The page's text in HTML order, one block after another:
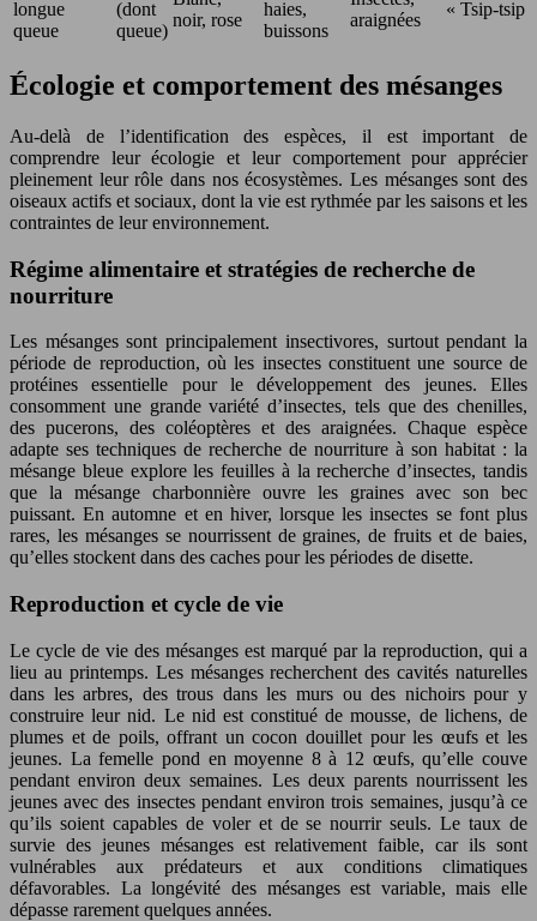
longue
queue
(dont
queue)
noir, rose
haies,
buissons
araignées
« Tsip-tsip
Écologie et comportement des mésanges
Au-delà de l’identification des espèces, il est important de
comprendre leur écologie et leur comportement pour apprécier
pleinement leur rôle dans nos écosystèmes. Les mésanges sont des
oiseaux actifs et sociaux, dont la vie est rythmée par les saisons et les
contraintes de leur environnement.
Régime alimentaire et stratégies de recherche de
nourriture
Les mésanges sont principalement insectivores, surtout pendant la
période de reproduction, où les insectes constituent une source de
protéines essentielle pour le développement des jeunes. Elles
consomment une grande variété d’insectes, tels que des chenilles,
des pucerons, des coléoptères et des araignées. Chaque espèce
adapte ses techniques de recherche de nourriture à son habitat : la
mésange bleue explore les feuilles à la recherche d’insectes, tandis
que la mésange charbonnière ouvre les graines avec son bec
puissant. En automne et en hiver, lorsque les insectes se font plus
rares, les mésanges se nourrissent de graines, de fruits et de baies,
qu’elles stockent dans des caches pour les périodes de disette.
Reproduction et cycle de vie
Le cycle de vie des mésanges est marqué par la reproduction, qui a
lieu au printemps. Les mésanges recherchent des cavités naturelles
dans les arbres, des trous dans les murs ou des nichoirs pour y
construire leur nid. Le nid est constitué de mousse, de lichens, de
plumes et de poils, offrant un cocon douillet pour les œufs et les
jeunes. La femelle pond en moyenne 8 à 12 œufs, qu’elle couve
pendant environ deux semaines. Les deux parents nourrissent les
jeunes avec des insectes pendant environ trois semaines, jusqu’à ce
qu’ils soient capables de voler et de se nourrir seuls. Le taux de
survie des jeunes mésanges est relativement faible, car ils sont
vulnérables aux prédateurs et aux conditions climatiques
défavorables. La longévité des mésanges est variable, mais elle
dépasse rarement quelques années.